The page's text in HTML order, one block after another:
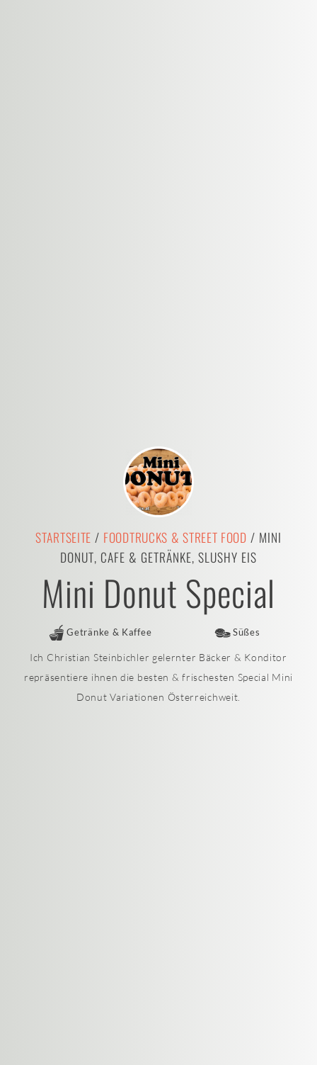
STARTSEITE / FOODTRUCKS & STREET FOOD / MINI
DONUT, CAFE & GETRÄNKE, SLUSHY EIS
Mini Donut Special
Getränke & Kaffee Süßes
Ich Christian Steinbichler gelernter Bäcker & Konditor
repräsentiere ihnen die besten & frischesten Special Mini
Donut Variationen Österreichweit.